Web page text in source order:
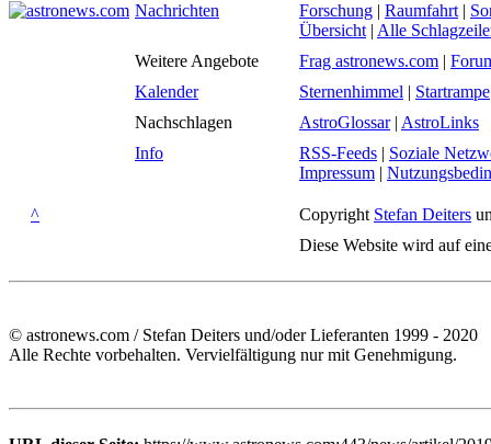
Nachrichten Forschung | Raumfahrt |
Übersicht | Alle
Weitere Angebote
Frag astronews.com |
Kalender
Sternenhimmel | Startrampe
Nachschlagen
AstroGlossar| AstroLinks
Info
RSS-Feeds | Soziale
Impressum |
^ Copyright Stefan Deiters
Diese Website wird auf
© astronews.com / Stefan Deiters und/oder Lieferanten 1999 - 2020
Alle Rechte vorbehalten. Vervielfältigung nur mit Genehmigung.